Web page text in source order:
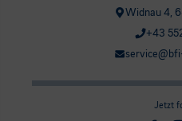
Widnau 4,
+43
Jetzt